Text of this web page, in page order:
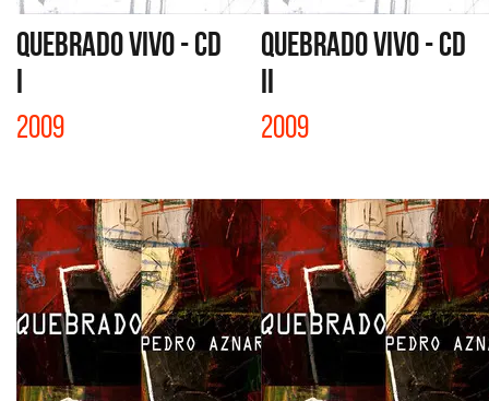
QUEBRADO VIVO - CD
I
2009
QUEBRADO VIVO - CD
II
2009